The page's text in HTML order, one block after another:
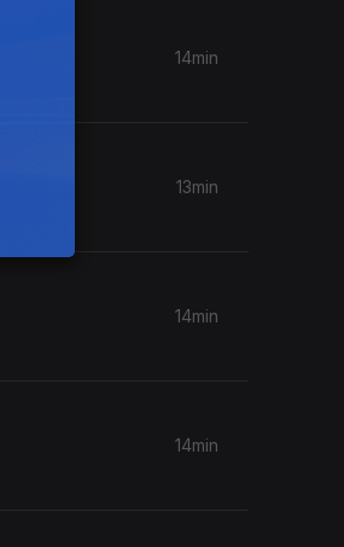
14min
13min
14min
14min